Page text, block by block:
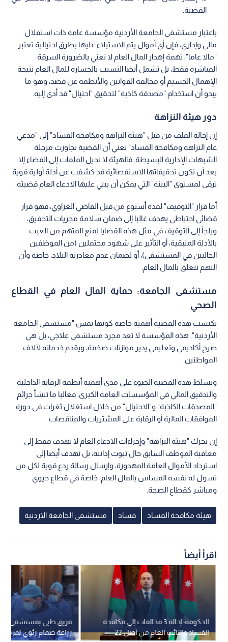
القضية.
باعتبار مستشفى الجامعة الأردنية مؤسسة عامة ذات استقلال
مالي وإداري، فإن أي أموال يتم الاستيلاء عليها بطرق احتيالية تعتبر
"مالا عاما"، تهمة إهدار المال العام لا تعني بالضرورة السرقة
المباشرة فقط، بل تشمل أيضا التسبب بالخسارة للمال العام نتيجة
الإهمال الجسيم أو مخالفة القوانين والأنظمة عن قصد، وهو ما
يبدو أن استخدام "مصدقة كاذبة" لتحقيق "احتيال" قد أدى إليه.
دور هيئة النزاهة
إن إحالة الملف من قبل "هيئة النزاهة ومكافحة الفساد" إلى "مدعي
عام النزاهة ومكافحة الفساد" تعني أن القضية تجاوزت مرحلة
الشبهات الإدارية البسيطة. فالهيئة لا تحيل الملفات إلى القضاء إلا
بعد أن تكون تحقيقاتها الاستقصائية قد كشفت عن أدلة أولية قوية
ترقى لمستوى "البينة" التي يمكن أن يبني عليها الادعاء العام قضيته.
أما قرار "التوقيف" لمدة أسبوع من قبل القاضي الغزاوي، فهو قرار
قضائي احتياطي يهدف غالبا إلى ضمان سلامة مجريات التحقيق،
ويلجأ إلى التوقيف في مثل هذه القضايا لمنع المتهم من العبث
بالأدلة المتبقية، أو التأثير على شهود محتملين (من الموظفين
الحاليين في المستشفى)، أو لضمان عدم مغادرته البلاد، خاصة وأن
التهم تتعلق بالمال العام.
مستشفى الجامعة: حماية المال العام في القطاع
الصحي
تكتسب هذه القضية أهمية خاصة كونها تمس "مستشفى الجامعة
الأردنية". هذه المؤسسة لا تعد مجرد مستشفى علاجي، بل هي
صرح أكاديمي وتعليمي يدير موازنات ضخمة، ويقدم خدماته لآلاف
المواطنين.
وتسلط هذه القضية الضوء على مدى أهمية أنظمة الرقابة الداخلية
والتدقيق المالي في المؤسسات العامة الكبرى. فغالبا ما تنشأ جرائم
"المصدقات الكاذبة" و"الاحتيال" من خلال استغلال ثغرات في دورة
الموافقات المالية أو الرقابة على المشتريات والمناقصات.
إن تحرك "هيئة النزاهة" وإجراءات الادعاء العام لا تهدف فقط إلى
معاقبة الموظف السابق حال ثبوت إدانته، بل تهدف أيضا إلى
استرداد الأموال العامة المهدورة، وإرسال رسالة ردع قوية لكل من
تسول له نفسه المساس بالمال العام، خاصة في قطاع حيوي
ومباشر كقطاع الصحة.
هيئة مكافحة الفساد فساد مستشفى الجامعة الاردنية
اقرأ أيضاً
فريق طبي بمستشفى
زراعة صمام رئوي
الحكومة: إحالة 3 مخالفات إلى مكافحة
الفساد والنائب العام من أصل 22